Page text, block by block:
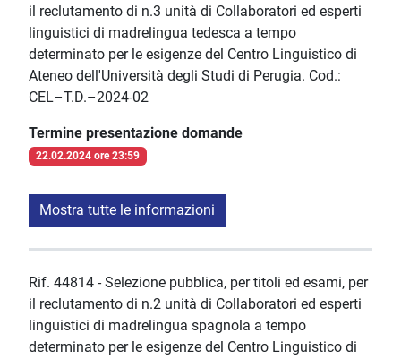
il reclutamento di n.3 unità di Collaboratori ed esperti
linguistici di madrelingua tedesca a tempo
determinato per le esigenze del Centro Linguistico di
Ateneo dell'Università degli Studi di Perugia. Cod.:
CEL–T.D.–2024-02
Termine presentazione domande
22.02.2024 ore 23:59
Mostra tutte le informazioni
Rif. 44814 - Selezione pubblica, per titoli ed esami, per
il reclutamento di n.2 unità di Collaboratori ed esperti
linguistici di madrelingua spagnola a tempo
determinato per le esigenze del Centro Linguistico di